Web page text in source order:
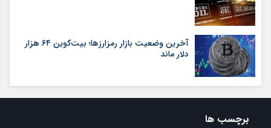
آخرین وضعیت بازار رمزارزها؛ بیت‌کوین ۶۴ هزار
دلار ماند
برچسب ها